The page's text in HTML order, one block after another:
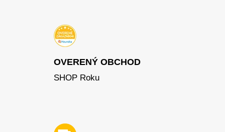
OVERENÝ OBCHOD
SHOP Roku